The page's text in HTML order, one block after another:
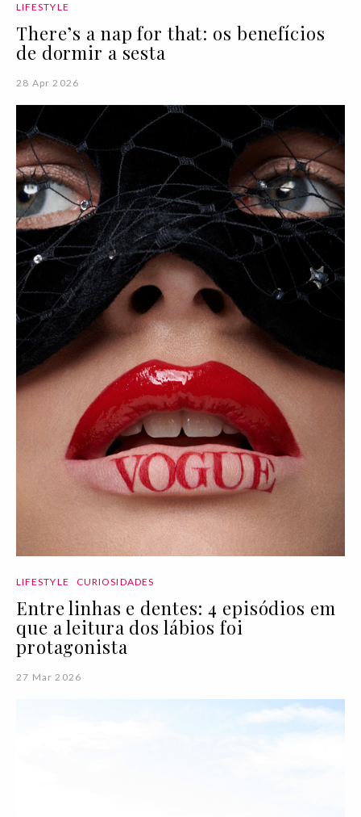
LIFESTYLE
There’s a nap for that: os benefícios
de dormir a sesta
28 Apr 2026
LIFESTYLE CURIOSIDADES
Entre linhas e dentes: 4 episódios em
que a leitura dos lábios foi
protagonista
27 Mar 2026